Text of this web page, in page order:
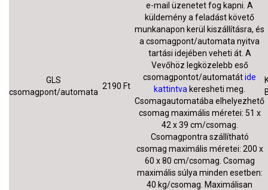
GLS
csomagpont/automata
2190 Ft
e-mail üzenetet fog kapni. A
küldemény a feladást követő
munkanapon kerül kiszállításra, és
a csomagpont/automata nyitva
tartási idejében veheti át. A
Vevőhöz legközelebb eső
csomagpontot/automatátide
kattintva keresheti meg.
Csomagautomatába elhelyezhető
csomag maximális méretei: 51 x
42 x 39 cm/csomag.
Csomagpontra szállítható
csomag maximális méretei: 200 x
60 x 80 cm/csomag. Csomag
maximális súlya minden esetben:
40 kg/csomag. Maximálisan